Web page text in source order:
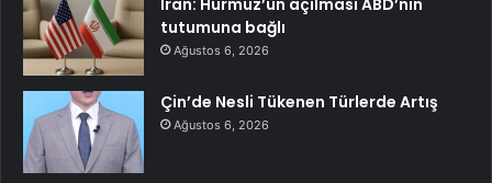
tutumuna bağlı
Ağustos 6, 2026
Çin’de Nesli Tükenen Türlerde Artış
Ağustos 6, 2026